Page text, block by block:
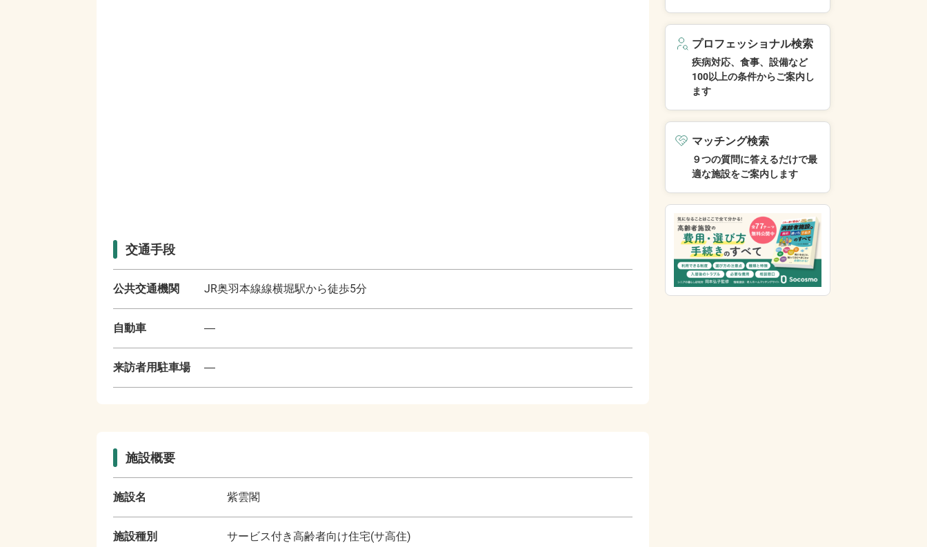
交通手段
公共交通機関 JR奥羽本線線横堀駅から徒歩5分
自動車 ―
来訪者用駐車場 ―
施設概要
施設名 紫雲閣
施設種別 サービス付き高齢者向け住宅(サ高住)
プロフェッショナル検索
疾病対応、食事、設備など
100以上の条件からご案内し
ます
マッチング検索
９つの質問に答えるだけで最
適な施設をご案内します